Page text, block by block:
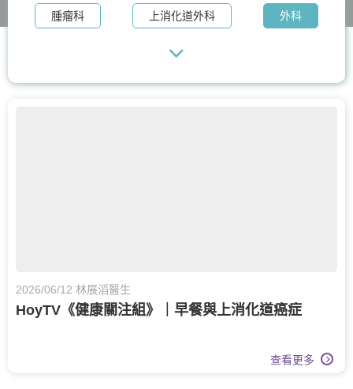
腫瘤科 上消化道外科 外科
耳鼻喉科 核子醫學及正電子掃描
2026/06/12 林展滔醫生
HoyTV《健康關注組》｜早餐與上消化道癌症
查看更多